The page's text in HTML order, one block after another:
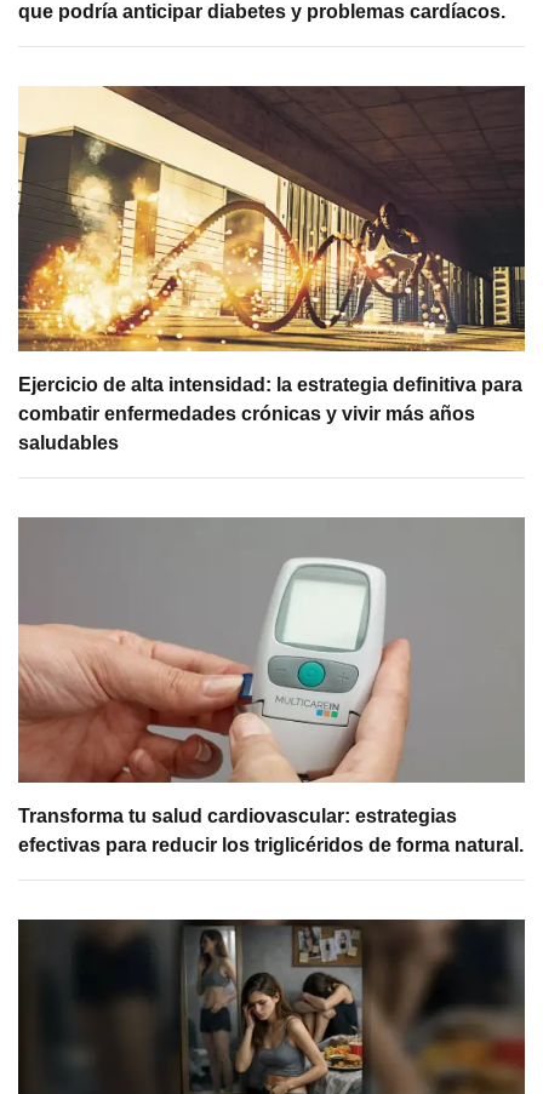
que podría anticipar diabetes y problemas cardíacos.
Ejercicio de alta intensidad: la estrategia definitiva para
combatir enfermedades crónicas y vivir más años
saludables
Transforma tu salud cardiovascular: estrategias
efectivas para reducir los triglicéridos de forma natural.